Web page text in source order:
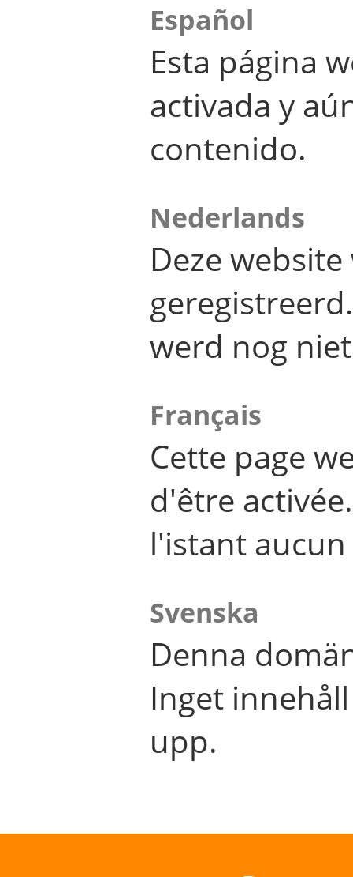
Español
Esta página
activada y
contenido.
Nederlands
Deze
werd nog
Français
Cette page
d'être
l'istant
Svenska
Denna
Inget
upp.